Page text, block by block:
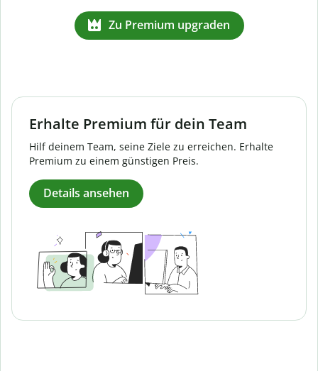
Zu Premium upgraden
Erhalte Premium für dein Team
Hilf deinem Team, seine Ziele zu erreichen. Erhalte
Premium zu einem günstigen Preis.
Details ansehen